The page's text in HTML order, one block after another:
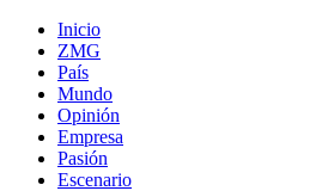
Inicio
ZMG
País
Mundo
Opinión
Empresa
Pasión
Escenario